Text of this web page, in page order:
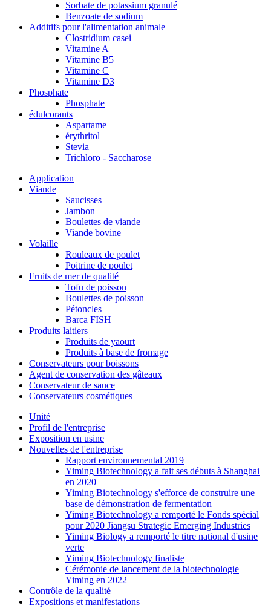
Sorbate de potassium granulé
Benzoate de sodium
Additifs pour l'alimentation animale
Clostridium casei
Vitamine A
Vitamine B5
Vitamine C
Vitamine D3
Phosphate
Phosphate
édulcorants
Aspartame
érythritol
Stevia
Trichloro - Saccharose
Application
Viande
Saucisses
Jambon
Boulettes de viande
Viande bovine
Volaille
Rouleaux de poulet
Poitrine de poulet
Fruits de mer de qualité
Tofu de poisson
Boulettes de poisson
Pétoncles
Barca FISH
Produits laitiers
Produits de yaourt
Produits à base de fromage
Conservateurs pour boissons
Agent de conservation des gâteaux
Conservateur de sauce
Conservateurs cosmétiques
Unité
Profil de l'entreprise
Exposition en usine
Nouvelles de l'entreprise
Rapport environnemental 2019
Yiming Biotechnology a fait ses débuts à Shanghai
en 2020
Yiming Biotechnology s'efforce de construire une
base de démonstration de fermentation
Yiming Biotechnology a remporté le Fonds spécial
pour 2020 Jiangsu Strategic Emerging Industries
Yiming Biology a remporté le titre national d'usine
verte
Yiming Biotechnology finaliste
Cérémonie de lancement de la biotechnologie
Yiming en 2022
Contrôle de la qualité
Expositions et manifestations